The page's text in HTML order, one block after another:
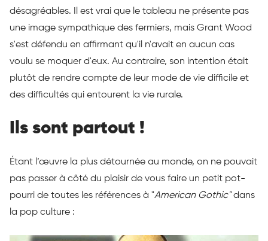
désagréables. Il est vrai que le tableau ne présente pas
une image sympathique des fermiers, mais Grant Wood
s'est défendu en affirmant qu'il n'avait en aucun cas
voulu se moquer d'eux. Au contraire, son intention était
plutôt de rendre compte de leur mode de vie difficile et
des difficultés qui entourent la vie rurale.
Ils sont partout !
Étant l’œuvre la plus détournée au monde, on ne pouvait
pas passer à côté du plaisir de vous faire un petit pot-
pourri de toutes les références à "American Gothic"dans
la pop culture :